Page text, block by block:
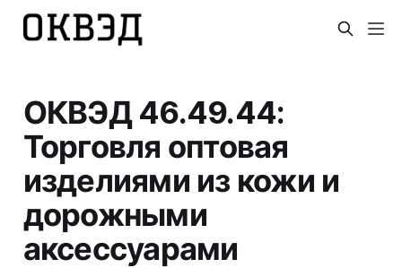
ОКВЭД 46.49.44:
Торговля оптовая
изделиями из кожи и
дорожными
аксессуарами